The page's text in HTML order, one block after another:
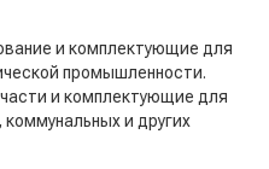
и комплектующие для
промышленности.
и комплектующие для
и других